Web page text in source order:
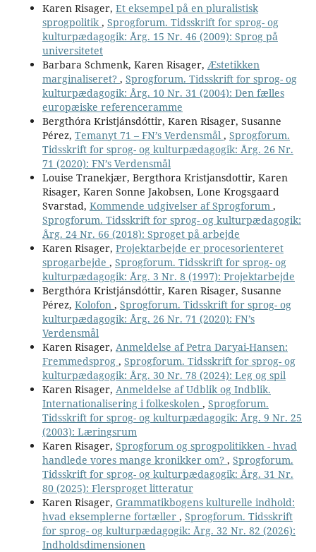
Karen Risager, Et eksempel på en pluralistisk
sprogpolitik , Sprogforum. Tidsskrift for sprog- og
kulturpædagogik: Årg. 15 Nr. 46 (2009): Sprog på
universitetet
Barbara Schmenk, Karen Risager, Æstetikken
marginaliseret? , Sprogforum. Tidsskrift for sprog- og
kulturpædagogik: Årg. 10 Nr. 31 (2004): Den fælles
europæiske referenceramme
Bergthóra Kristjánsdóttir, Karen Risager, Susanne
Pérez, Temanyt 71 – FN’s Verdensmål , Sprogforum.
Tidsskrift for sprog- og kulturpædagogik: Årg. 26 Nr.
71 (2020): FN’s Verdensmål
Louise Tranekjær, Bergthora Kristjansdottir, Karen
Risager, Karen Sonne Jakobsen, Lone Krogsgaard
Svarstad, Kommende udgivelser af Sprogforum ,
Sprogforum. Tidsskrift for sprog- og kulturpædagogik:
Årg. 24 Nr. 66 (2018): Sproget på arbejde
Karen Risager, Projektarbejde er procesorienteret
sprogarbejde , Sprogforum. Tidsskrift for sprog- og
kulturpædagogik: Årg. 3 Nr. 8 (1997): Projektarbejde
Bergthóra Kristjánsdóttir, Karen Risager, Susanne
Pérez, Kolofon , Sprogforum. Tidsskrift for sprog- og
kulturpædagogik: Årg. 26 Nr. 71 (2020): FN’s
Verdensmål
Karen Risager, Anmeldelse af Petra Daryai-Hansen:
Fremmedsprog , Sprogforum. Tidsskrift for sprog- og
kulturpædagogik: Årg. 30 Nr. 78 (2024): Leg og spil
Karen Risager, Anmeldelse af Udblik og Indblik.
Internationalisering i folkeskolen , Sprogforum.
Tidsskrift for sprog- og kulturpædagogik: Årg. 9 Nr. 25
(2003): Læringsrum
Karen Risager, Sprogforum og sprogpolitikken - hvad
handlede vores mange kronikker om? , Sprogforum.
Tidsskrift for sprog- og kulturpædagogik: Årg. 31 Nr.
80 (2025): Flersproget litteratur
Karen Risager, Grammatikbogens kulturelle indhold:
hvad eksemplerne fortæller , Sprogforum. Tidsskrift
for sprog- og kulturpædagogik: Årg. 32 Nr. 82 (2026):
Indholdsdimensionen